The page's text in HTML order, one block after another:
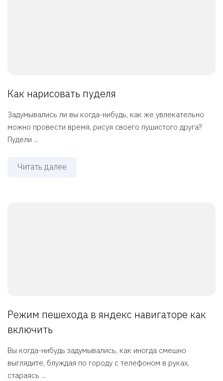
Как нарисовать пуделя
Задумывались ли вы когда-нибудь, как же увлекательно
можно провести время, рисуя своего пушистого друга?
Пудели ...
Читать далее
Режим пешехода в яндекс навигаторе как
включить
Вы когда-нибудь задумывались, как иногда смешно
выглядите, блуждая по городу с телефоном в руках,
стараясь ...